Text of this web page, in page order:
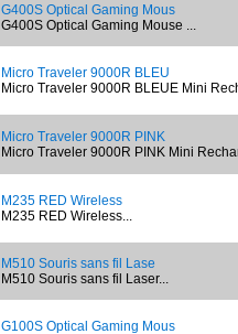
G400S Optical Gaming Mous
G400S Optical Gaming Mouse ...
Micro Traveler 9000R BLEU
Micro Traveler 9000R BLEUE Mini
Micro Traveler 9000R PINK
Micro Traveler 9000R PINK Mini
M235 RED Wireless
M235 RED Wireless...
M510 Souris sans fil Lase
M510 Souris sans fil Laser...
G100S Optical Gaming Mous